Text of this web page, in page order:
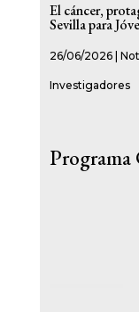
El cáncer,
Sevilla para
26/06/2026|
Investigadores